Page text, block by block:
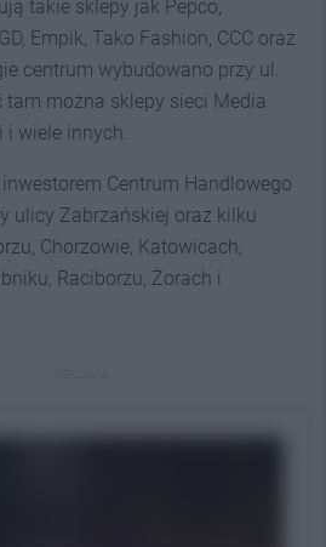
takie sklepy jak Pepco,
Empik, Tako Fashion, CCC oraz
centrum wybudowano przy ul.
tam można sklepy sieci Media
i wiele innych.
inwestorem Centrum Handlowego
ulicy Zabrzańskiej oraz kilku
Chorzowie, Katowicach,
Raciborzu, Żorach i